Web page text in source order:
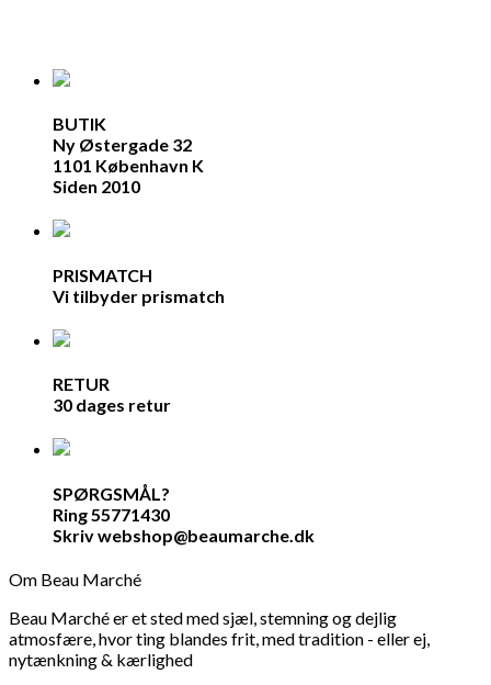
BUTIK
Ny Østergade 32
1101 København K
Siden 2010
PRISMATCH
Vi tilbyder prismatch
RETUR
30 dages retur
SPØRGSMÅL?
Ring 55771430
Skriv webshop@beaumarche.dk
Om Beau Marché
Beau Marché er et sted med sjæl, stemning og dejlig
atmosfære, hvor ting blandes frit, med tradition - eller ej,
nytænkning & kærlighed